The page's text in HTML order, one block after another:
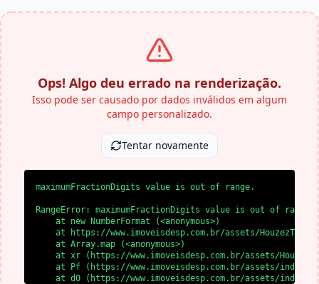
Ops! Algo deu errado na renderização.
Isso pode ser causado por dados inválidos em algum
campo personalizado.
Tentar novamente
maximumFractionDigits value is out of range.
RangeError: maximumFractionDigits value is out of range.
    at new NumberFormat (<anonymous>)
at https://www.imoveisdesp.com.br/assets/
    at Array.map (<anonymous>)
at xr (https://www.imoveisdesp.com.br/assets/
at Pf (https://www.imoveisdesp.com.br/assets/index-
at d0 (https://www.imoveisdesp.com.br/assets/index-